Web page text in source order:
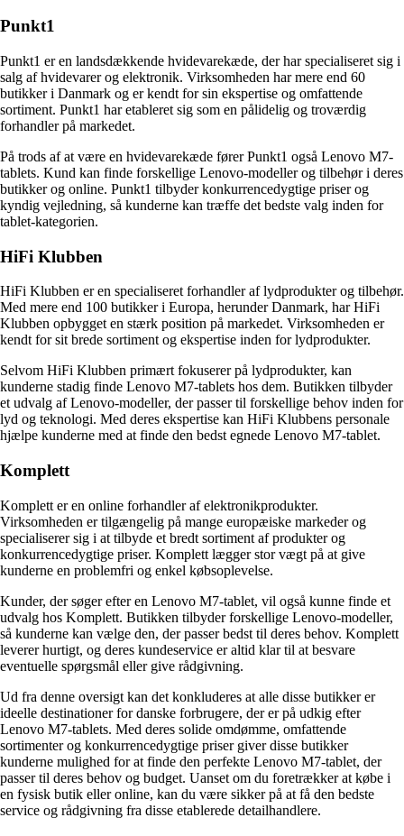
Punkt1
Punkt1 er en landsdækkende hvidevarekæde, der har specialiseret sig i
salg af hvidevarer og elektronik. Virksomheden har mere end 60
butikker i Danmark og er kendt for sin ekspertise og omfattende
sortiment. Punkt1 har etableret sig som en pålidelig og troværdig
forhandler på markedet.
På trods af at være en hvidevarekæde fører Punkt1 også Lenovo M7-
tablets. Kund kan finde forskellige Lenovo-modeller og tilbehør i deres
butikker og online. Punkt1 tilbyder konkurrencedygtige priser og
kyndig vejledning, så kunderne kan træffe det bedste valg inden for
tablet-kategorien.
HiFi Klubben
HiFi Klubben er en specialiseret forhandler af lydprodukter og tilbehør.
Med mere end 100 butikker i Europa, herunder Danmark, har HiFi
Klubben opbygget en stærk position på markedet. Virksomheden er
kendt for sit brede sortiment og ekspertise inden for lydprodukter.
Selvom HiFi Klubben primært fokuserer på lydprodukter, kan
kunderne stadig finde Lenovo M7-tablets hos dem. Butikken tilbyder
et udvalg af Lenovo-modeller, der passer til forskellige behov inden for
lyd og teknologi. Med deres ekspertise kan HiFi Klubbens personale
hjælpe kunderne med at finde den bedst egnede Lenovo M7-tablet.
Komplett
Komplett er en online forhandler af elektronikprodukter.
Virksomheden er tilgængelig på mange europæiske markeder og
specialiserer sig i at tilbyde et bredt sortiment af produkter og
konkurrencedygtige priser. Komplett lægger stor vægt på at give
kunderne en problemfri og enkel købsoplevelse.
Kunder, der søger efter en Lenovo M7-tablet, vil også kunne finde et
udvalg hos Komplett. Butikken tilbyder forskellige Lenovo-modeller,
så kunderne kan vælge den, der passer bedst til deres behov. Komplett
leverer hurtigt, og deres kundeservice er altid klar til at besvare
eventuelle spørgsmål eller give rådgivning.
Ud fra denne oversigt kan det konkluderes at alle disse butikker er
ideelle destinationer for danske forbrugere, der er på udkig efter
Lenovo M7-tablets. Med deres solide omdømme, omfattende
sortimenter og konkurrencedygtige priser giver disse butikker
kunderne mulighed for at finde den perfekte Lenovo M7-tablet, der
passer til deres behov og budget. Uanset om du foretrækker at købe i
en fysisk butik eller online, kan du være sikker på at få den bedste
service og rådgivning fra disse etablerede detailhandlere.